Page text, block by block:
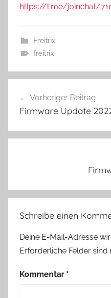
https://t.me/joinchat/
Freitrix
freitrix
Vorheriger Beitrag
Firmware Update
Schreibe einen
Deine E-Mail-Adresse
Erforderliche Felder sind
Kommentar *